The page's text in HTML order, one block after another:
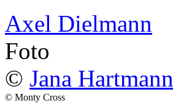
Axel Dielmann
Foto
© Jana Hartmann
© Monty Cross